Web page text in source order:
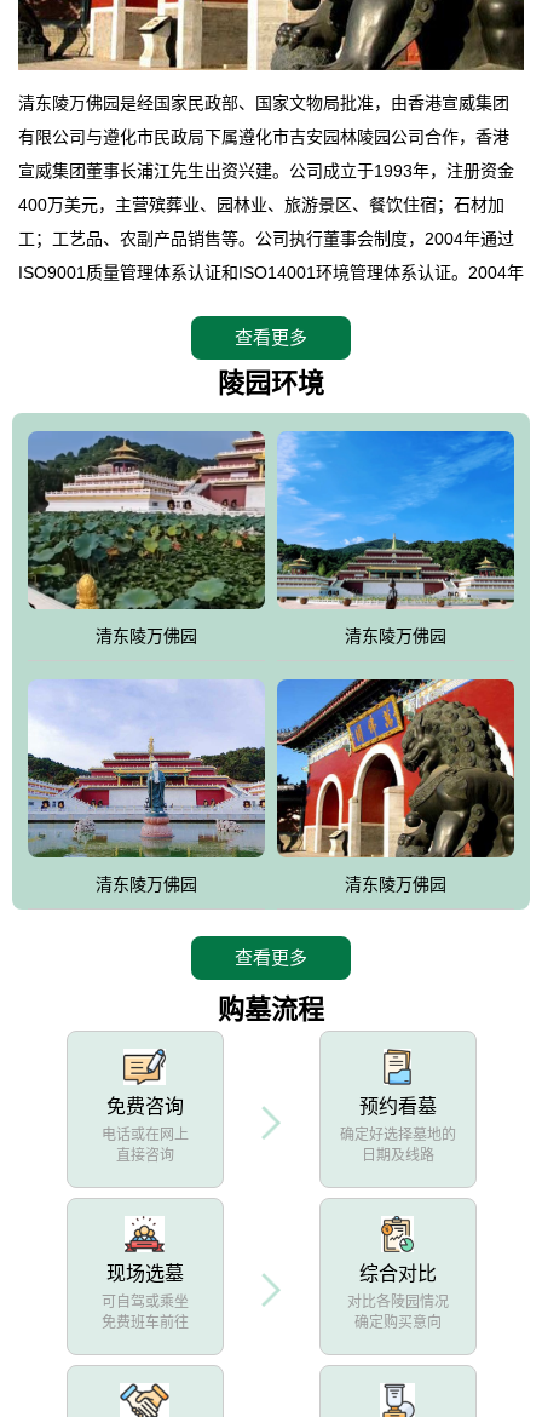
清东陵万佛园是经国家民政部、国家文物局批准，由香港宣威集团
有限公司与遵化市民政局下属遵化市吉安园林陵园公司合作，香港
宣威集团董事长浦江先生出资兴建。公司成立于1993年，注册资金
400万美元，主营殡葬业、园林业、旅游景区、餐饮住宿；石材加
工；工艺品、农副产品销售等。公司执行董事会制度，2004年通过
ISO9001质量管理体系认证和ISO14001环境管理体系认证。2004年
拥有4A级旅游区头衔的花园式陵园，园内建有四星级酒店一座。
万佛园位于遵化市境内，座落在世界文化遗产清东陵地形墙内，地
形绝佳，地理位置优越，交通便利。公司以“建设全国顶级人生后花
园、打造佛教精品旅游圣地”为目标，以海外归侨、国内外知名人士
的墓地安葬、祭祀吊亡并结合旅游参观构成其主要使用功能；以苍
郁绚丽、优雅宜人的园林景观构成其外部形象。通过墓园建设与造
园手法相结合的默契操作，建成一处特色鲜明、服务周全、环境优
美、民族风格突出，与周边文物古迹交相呼应的极具吸引力的花园
式园林。
万佛园工程一期占地448亩，目前完成投资近12亿元人民币，园区采
用全仿古式建筑，寻求与世界文化遗产地清东陵的和谐统一，在园
区建设中寻求陵园建设与景区建设的有机融合，充分发挥独一无二
的地形优势，打造现代艺术园林，建设旅游景观、寺庙、酒店等综
合服务设施，服务于陵园经营，使企业的多元化经营项目相互依
托、相互促进，园区绿化覆盖率达90%。
设计建造各种墓地墓位3万个；主体建筑金宝塔，墓位容量8万个，
能适应不同消费阶层的需求，为客户提供墓碑设计制作服务、特色
查看更多
陵园环境
清东陵万佛园 清东陵万佛园
清东陵万佛园 清东陵万佛园
查看更多
购墓流程
免费咨询
电话或在网上
直接咨询
预约看墓
确定好选择墓地的
日期及线路
现场选墓
可自驾或乘坐
免费班车前往
综合对比
对比各陵园情况
确定购买意向